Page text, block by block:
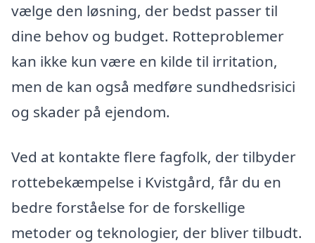
vælge den løsning, der bedst passer til
dine behov og budget. Rotteproblemer
kan ikke kun være en kilde til irritation,
men de kan også medføre sundhedsrisici
og skader på ejendom.
Ved at kontakte flere fagfolk, der tilbyder
rottebekæmpelse i Kvistgård, får du en
bedre forståelse for de forskellige
metoder og teknologier, der bliver tilbudt.